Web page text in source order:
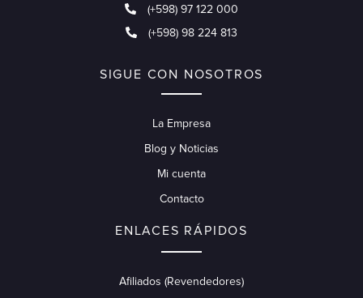
(+598) 97 122 000
(+598) 98 224 813
SIGUE CON NOSOTROS
La Empresa
Blog y Noticias
Mi cuenta
Contacto
ENLACES RÁPIDOS
Afiliados (Revendedores)